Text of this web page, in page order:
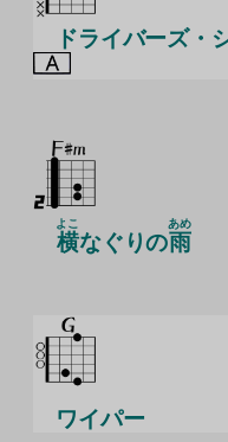
ドライバーズ・
横
よこ
なぐりの雨
あめ
ワイパー